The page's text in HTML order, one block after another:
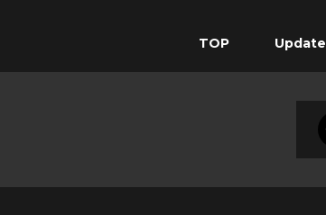
TOP Update